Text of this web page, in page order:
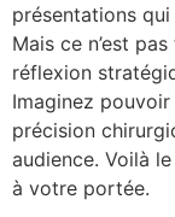
présentations
Mais ce n’est
réflexion
Imaginez
précision
audience. Voilà
à votre portée.